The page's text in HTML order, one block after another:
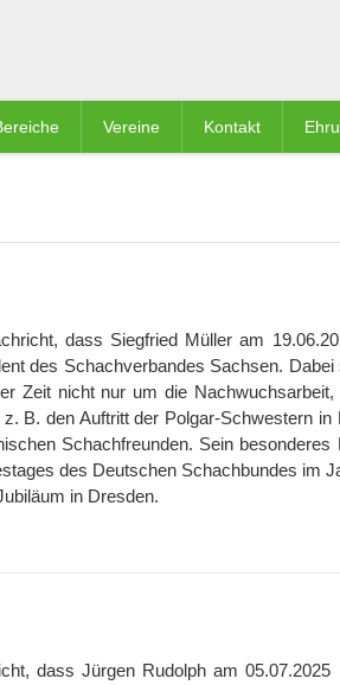
Vereine Kontakt
dass Siegfried Müller am
des Schachverbandes Sachsen. Dabei
Zeit nicht nur um die Nachwuchsarbeit,
B. den Auftritt der Polgar-Schwestern in
Schachfreunden. Sein besonderes
des Deutschen Schachbundes im
in Dresden.
dass Jürgen Rudolph am 05.07.2025